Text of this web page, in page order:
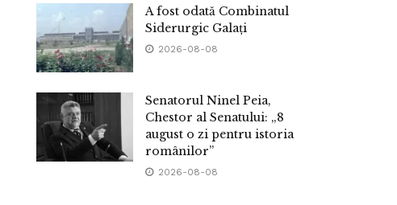
A fost odată Combinatul
Siderurgic Galați
2026-08-08
Senatorul Ninel Peia,
Chestor al Senatului: „8
august o zi pentru istoria
românilor”
2026-08-08